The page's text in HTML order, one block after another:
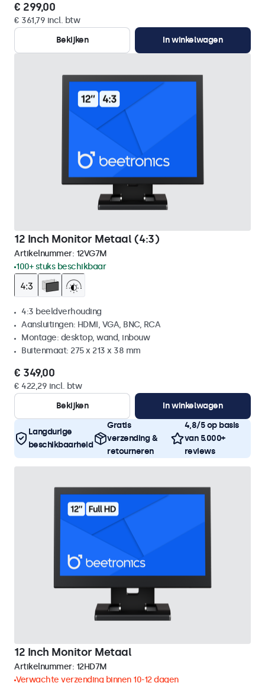
€ 299,00
€ 361,79 incl. btw
Bekijken
In winkelwagen
12 Inch Monitor Metaal (4:3)
Artikelnummer: 12VG7M
100+ stuks beschikbaar
4:3 beeldverhouding
Aansluitingen: HDMI, VGA, BNC, RCA
Montage: desktop, wand, inbouw
Buitenmaat: 275 x 213 x 38 mm
€ 349,00
€ 422,29 incl. btw
Bekijken
In winkelwagen
Langdurige
beschikbaarheid
Gratis
verzending &
retourneren
4,8/5 op basis
van 5.000+
reviews
12 Inch Monitor Metaal
Artikelnummer: 12HD7M
Verwachte verzending binnen 10-12 dagen